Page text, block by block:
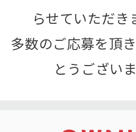
らせていただき
多数のご応募を頂
とうございま